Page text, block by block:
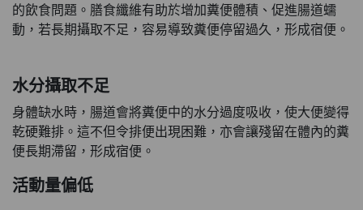
的飲食問題。膳食纖維有助於增加糞便體積、促進腸道蠕
動，若長期攝取不足，容易導致糞便停留過久，形成宿便。
水分攝取不足
身體缺水時，腸道會將糞便中的水分過度吸收，使大便變得
乾硬難排。這不但令排便出現困難，亦會讓殘留在體內的糞
便長期滯留，形成宿便。
活動量偏低